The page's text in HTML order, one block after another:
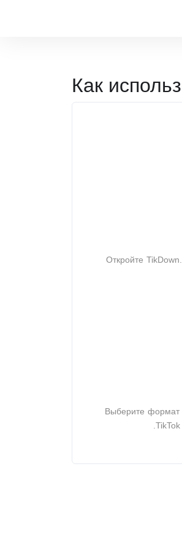
Как
Откройте
Выберите формат